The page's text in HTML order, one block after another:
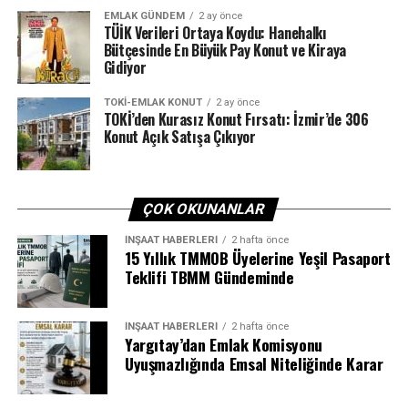
etmeyi hedefliyorlar. Yabancıların satın aldığı konutu
kiraya vermeye başlaması, kira piyasasını olumlu yönde
etkileyebilir bir durum. Böylelikle, yabancıların yoğun
olarak yaşadığı bölgelerde, kira arzını artırarak,
fiyatların düşmesine neden olabilir” değerlendirmesinde
bulundu.
4,5 milyon konuta vergi kıskacı ilan girişini artırdı
Hazine ve Maliye Bakanı Mehmet Şimşek’in, kira
gelirlerinin vergi dışı bırakılmasını önlemek için 4,5
milyon konutun mercek altına alındığını açıklaması da
sektörde etkisini gösterdi. Emlakjet CEO’su Tolga İdikat,
“Açıklaması sonrası, kiralık ilanlarda fiyat güncellemesi
gözlemlenirken, ilan girişlerinde artış yaşandı” dedi.
Fiili denetimlerin kiralık tespitinde etkili olacağına işaret
eden İdikat, “Örneğin, bir ev sahibinin kira gelirini
10.000 TL olarak beyan ettiğini düşünelim. Fiili denetim
EMLAK GÜNDEM 2 ay önce
TÜİK Verileri Ortaya Koydu: Hanehalkı
Bütçesinde En Büyük Pay Konut ve Kiraya
Gidiyor
TOKI-EMLAK KONUT 2 ay önce
TOKİ’den Kurasız Konut Fırsatı: İzmir’de 306
Konut Açık Satışa Çıkıyor
ÇOK OKUNANLAR
İNŞAAT HABERLERI 2 hafta önce
15 Yıllık TMMOB Üyelerine Yeşil Pasaport
Teklifi TBMM Gündeminde
İNŞAAT HABERLERI 2 hafta önce
Yargıtay’dan Emlak Komisyonu
Uyuşmazlığında Emsal Niteliğinde Karar